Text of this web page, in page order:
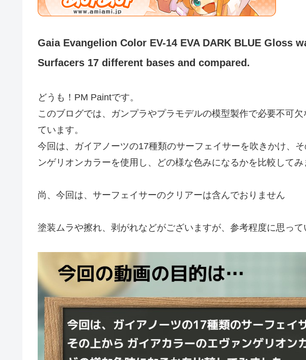
Gaia Evangelion Color EV-14 EVA DARK BLUE Gloss
Surfacers 17 different bases and compared.
どうも！PM Paintです。
このブログでは、ガンプラやプラモデルの模型製作で必要不可
ています。
今回は、ガイアノーツの17種類のサーフェイサーを吹きかけ、
ンゲリオンカラーを使用し、どの様な色みになるかを比較してみ
尚、今回は、サーフェイサーのクリアーは含んでおりません
塗装ムラや擦れ、剥がれなどがございますが、参考程度に思って